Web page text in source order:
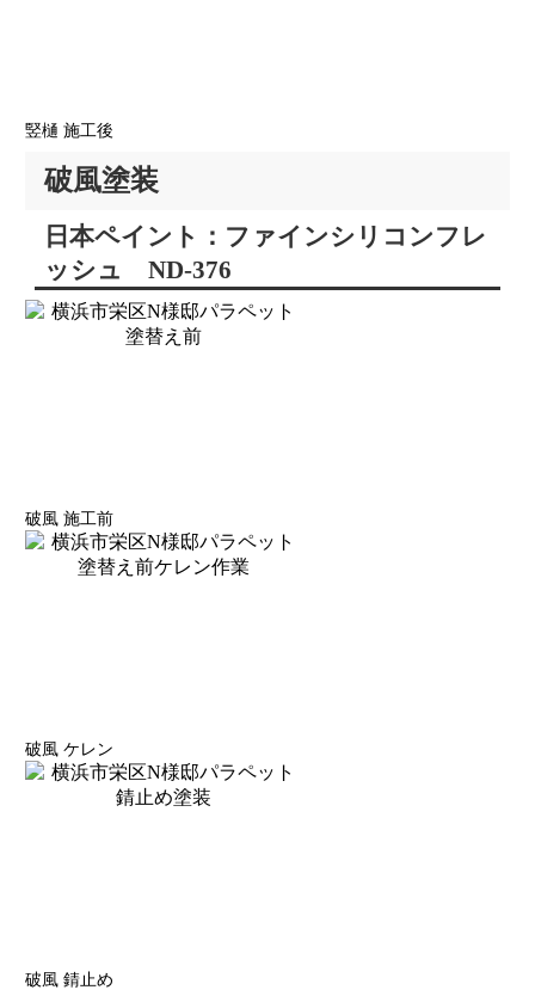
竪樋 施工後
破風塗装
日本ペイント：ファインシリコンフレ
ッシュ ND-376
破風 施工前
破風 ケレン
破風 錆止め